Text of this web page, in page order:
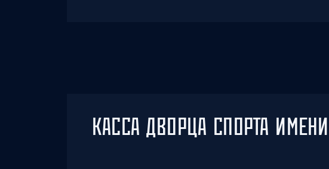
КАССА ДВОРЦА СПОРТА